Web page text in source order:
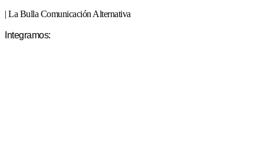
| La Bulla Comunicación Alternativa
Integramos: